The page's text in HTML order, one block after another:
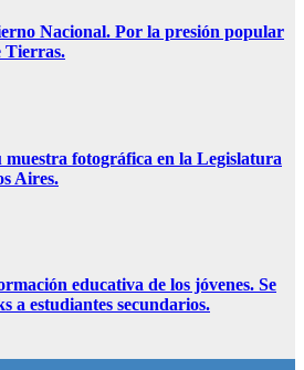
Nacional. Por la presión popular
Tierras.
fotográfica en la Legislatura
Aires.
educativa de los jóvenes. Se
a estudiantes secundarios.